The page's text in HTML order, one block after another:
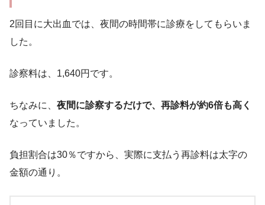
2回目に大出血では、夜間の時間帯に診療をしてもらいま
した。
診察料は、1,640円です。
ちなみに、 夜間に診察するだけで、再診料が約6倍も高く
なっていました。
負担割合は30％ですから、実際に支払う再診料は太字の
金額の通り。